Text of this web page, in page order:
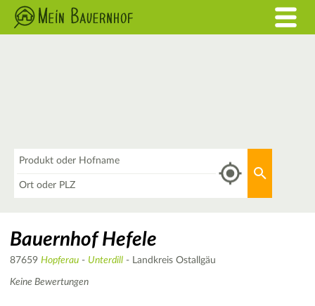
Bauernhof Hefele
87659 Hopferau - Unterdill - Landkreis Ostallgäu
Keine Bewertungen